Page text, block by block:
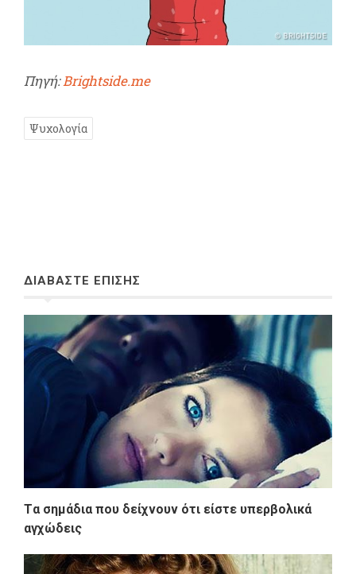
Πηγή:Brightside.me
Ψυχολογία
ΔΙΑΒΑΣΤΕ ΕΠΙΣΗΣ
Tα σημάδια που δείχνουν ότι είστε υπερβολικά
αγχώδεις